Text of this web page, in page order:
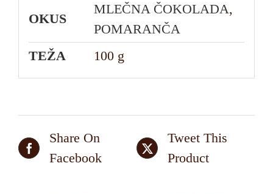
OKUS
MLEČNA ČOKOLADA,
POMARANČA
TEŽA
100 g
Share On
Facebook
Tweet This
Product